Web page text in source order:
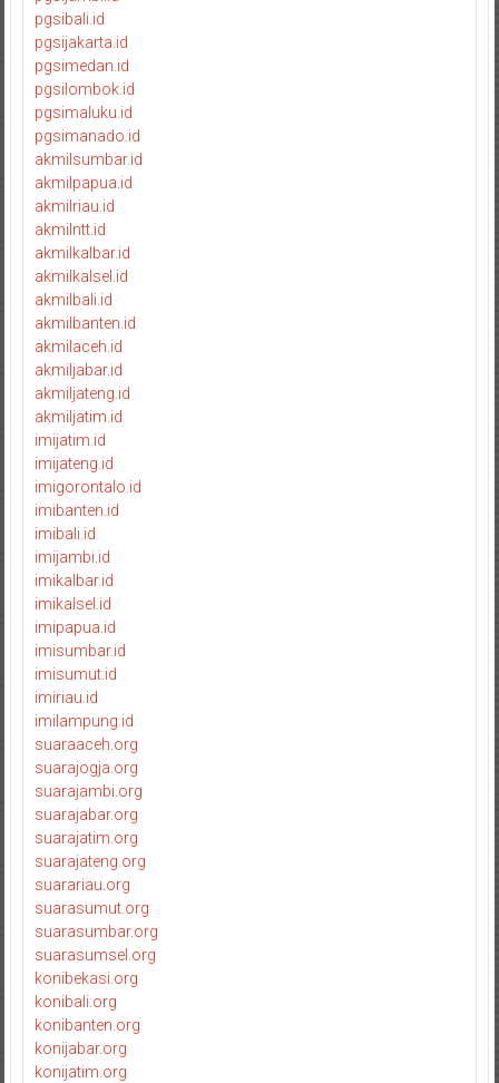
pgsibali.id
pgsijakarta.id
pgsimedan.id
pgsilombok.id
pgsimaluku.id
pgsimanado.id
akmilsumbar.id
akmilpapua.id
akmilriau.id
akmilntt.id
akmilkalbar.id
akmilkalsel.id
akmilbali.id
akmilbanten.id
akmilaceh.id
akmiljabar.id
akmiljateng.id
akmiljatim.id
imijatim.id
imijateng.id
imigorontalo.id
imibanten.id
imibali.id
imijambi.id
imikalbar.id
imikalsel.id
imipapua.id
imisumbar.id
imisumut.id
imiriau.id
imilampung.id
suaraaceh.org
suarajogja.org
suarajambi.org
suarajabar.org
suarajatim.org
suarajateng.org
suarariau.org
suarasumut.org
suarasumbar.org
suarasumsel.org
konibekasi.org
konibali.org
konibanten.org
konijabar.org
konijatim.org